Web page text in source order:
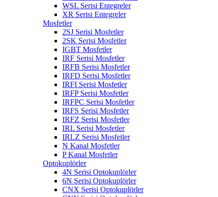
WSL Serisi Entegreler
XR Serisi Entegreler
Mosfetler
2SJ Serisi Mosfetler
2SK Serisi Mosfetler
IGBT Mosfetler
IRF Serisi Mosfetler
IRFB Serisi Mosfetler
IRFD Serisi Mosfetler
IRFI Serisi Mosfetler
IRFP Serisi Mosfetler
IRFPC Serisi Mosfetler
IRFS Serisi Mosfetler
IRFZ Serisi Mosfetler
IRL Serisi Mosfetler
IRLZ Serisi Mosfetler
N Kanal Mosfetler
P Kanal Mosfetler
Optokuplörler
4N Serisi Optokuplörler
6N Serisi Optokuplörler
CNX Serisi Optokuplörler